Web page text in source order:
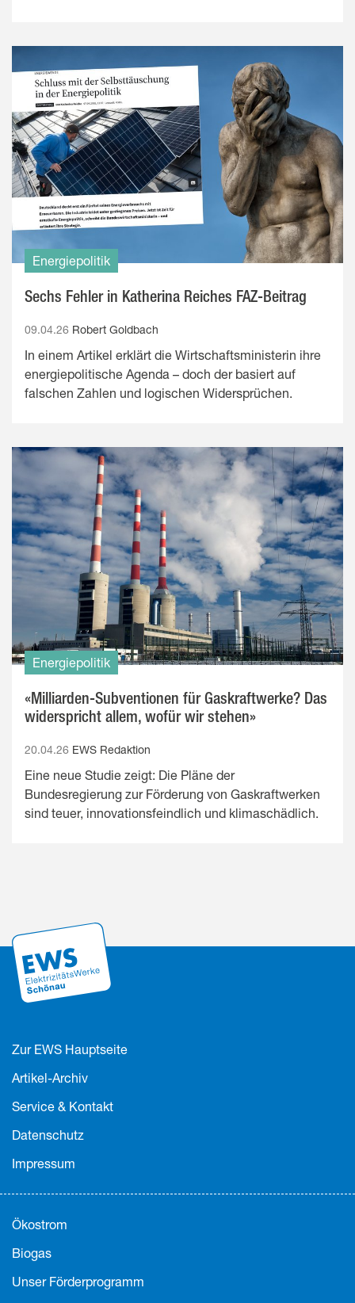
Energiepolitik
Sechs Fehler in Katherina Reiches FAZ-Beitrag
09.04.26 Robert Goldbach
In einem Artikel erklärt die Wirtschaftsministerin ihre
energiepolitische Agenda – doch der basiert auf
falschen Zahlen und logischen Widersprüchen.
Energiepolitik
«Milliarden-Subventionen für Gaskraftwerke? Das
widerspricht allem, wofür wir stehen»
20.04.26 EWS Redaktion
Eine neue Studie zeigt: Die Pläne der
Bundesregierung zur Förderung von Gaskraftwerken
sind teuer, innovationsfeindlich und klimaschädlich.
Zur EWS Hauptseite
Artikel-Archiv
Service & Kontakt
Datenschutz
Impressum
Ökostrom
Biogas
Unser Förderprogramm